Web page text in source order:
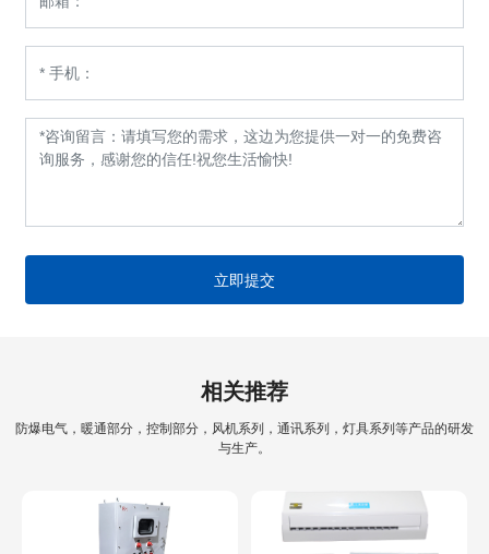
立即提交
相关推荐
防爆电气，暖通部分，控制部分，风机系列，通讯系列，灯具系列等产品的研发
与生产。